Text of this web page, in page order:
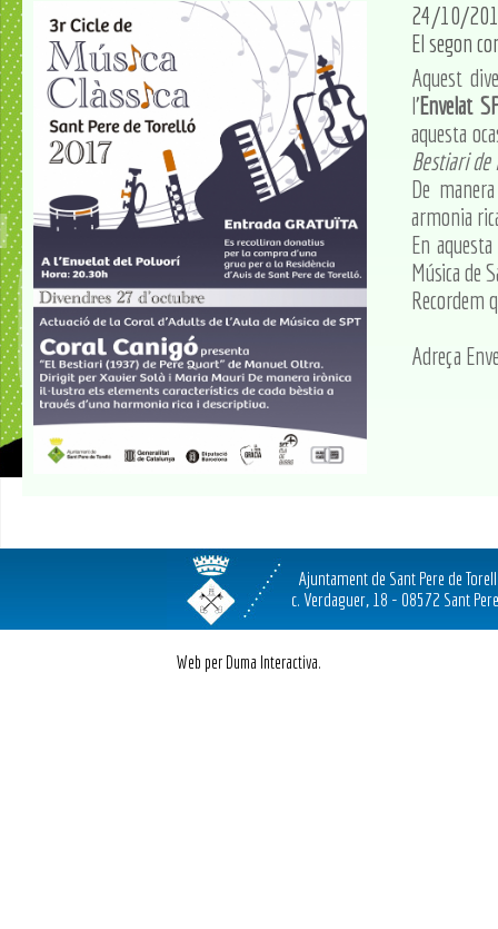
24/10/
El segon
Aquest
l'Envelat
aquesta
Bestiari de
De
armonia
En
Música de
Recordem
Adreça
Ajuntament de Sant Pere de
c. Verdaguer, 18 - 08572 Sant
Web per Duma Interactiva.